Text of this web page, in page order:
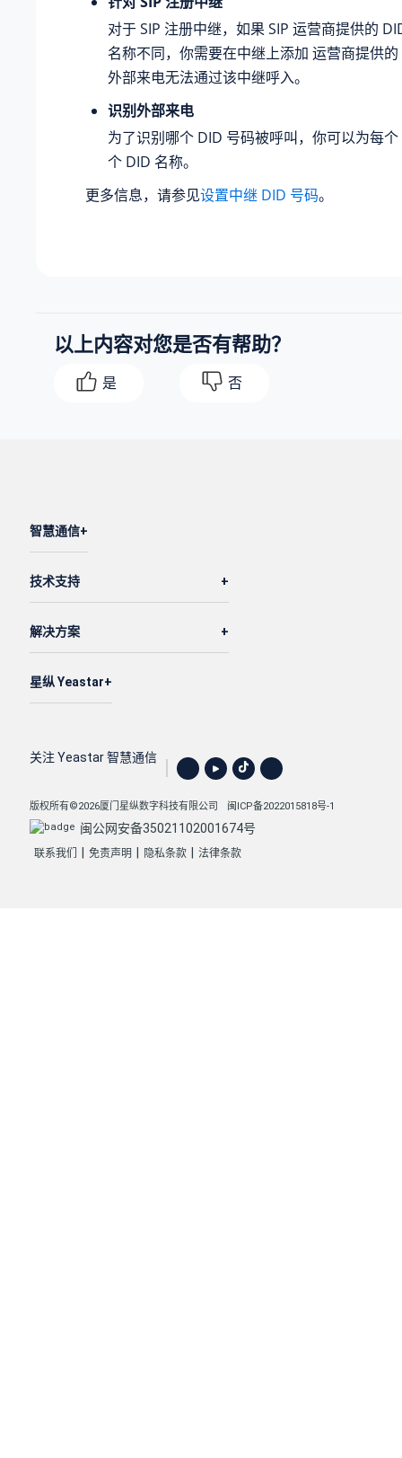
对于 SIP 注册中继，如果 SIP 运营商提供的
名称不同，你需要在中继上添加 运营商提供
外部来电无法通过该中继呼入。
识别外部来电
为了识别哪个 DID 号码被呼叫，你可以为每
个 DID 名称。
更多信息，请参见设置中继 DID 号码。
以上内容对您是否有帮助？
是 否
智慧通信
技术支持
解决方案
星纵 Yeastar
关注 Yeastar 智慧通信
版权所有©2026厦门星纵数字科技有限公司 闽ICP备2022015818号-1
闽公网安备35021102001674号
联系我们 免责声明 隐私条款 法律条款